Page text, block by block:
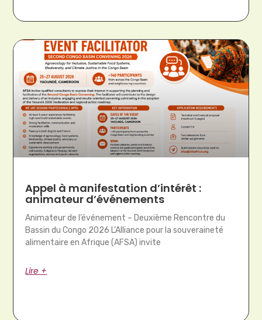
Appel à manifestation d’intérêt :
animateur d’événements
Animateur de l’événement – Deuxième Rencontre du
Bassin du Congo 2026 L’Alliance pour la souveraineté
alimentaire en Afrique (AFSA) invite
Lire +